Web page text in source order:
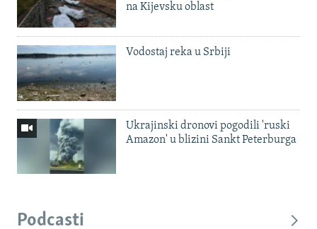
na Kijevsku oblast
Vodostaj reka u Srbiji
Ukrajinski dronovi pogodili 'ruski
Amazon' u blizini Sankt Peterburga
Podcasti